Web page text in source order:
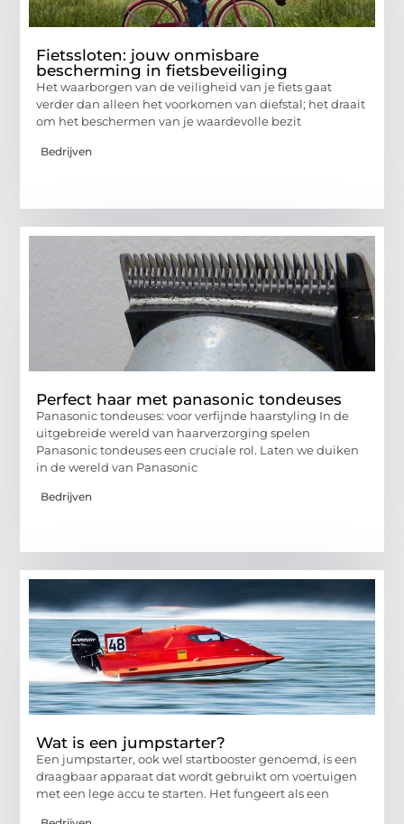
Fietssloten: jouw onmisbare
bescherming in fietsbeveiliging
Het waarborgen van de veiligheid van je fiets gaat
verder dan alleen het voorkomen van diefstal; het draait
om het beschermen van je waardevolle bezit
Bedrijven
Perfect haar met panasonic tondeuses
Panasonic tondeuses: voor verfijnde haarstyling In de
uitgebreide wereld van haarverzorging spelen
Panasonic tondeuses een cruciale rol. Laten we duiken
in de wereld van Panasonic
Bedrijven
Wat is een jumpstarter?
Een jumpstarter, ook wel startbooster genoemd, is een
draagbaar apparaat dat wordt gebruikt om voertuigen
met een lege accu te starten. Het fungeert als een